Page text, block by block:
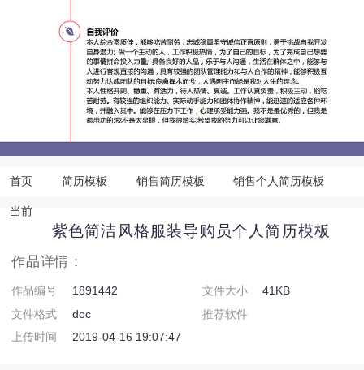
首页 简历模板 销售简历模板 销售个人简历模板
当前
紫色简洁风格服装导购员个人简历模板
作品详情：
作品编号 1891442 文件大小
41KB
文件格式
doc
推荐软件
上传时间
2019-04-16 19:07:47